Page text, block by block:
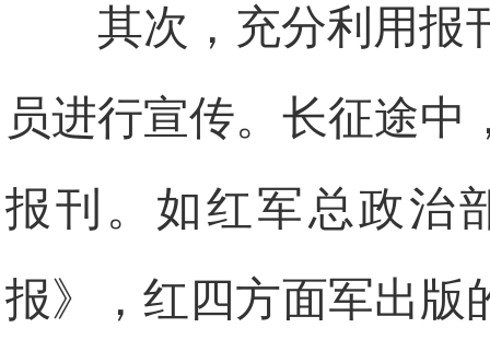
其次，充分利用报
员进行宣传。长征途
报刊。如红军总政治
报》，红四方面军出版